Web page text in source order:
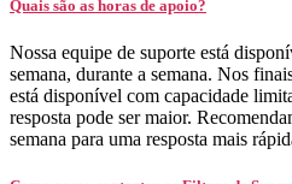
Quais são as horas de apoio?
Nossa equipe de suporte está
semana, durante a semana. Nos
está disponível com capacidade
resposta pode ser maior.
semana para uma resposta mais